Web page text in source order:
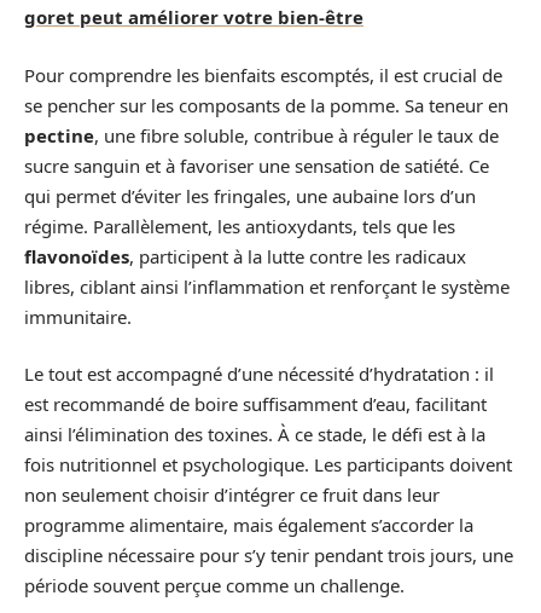
goret peut améliorer votre bien-être
Pour comprendre les bienfaits escomptés, il est crucial de
se pencher sur les composants de la pomme. Sa teneur en
pectine, une fibre soluble, contribue à réguler le taux de
sucre sanguin et à favoriser une sensation de satiété. Ce
qui permet d’éviter les fringales, une aubaine lors d’un
régime. Parallèlement, les antioxydants, tels que les
flavonoïdes, participent à la lutte contre les radicaux
libres, ciblant ainsi l’inflammation et renforçant le système
immunitaire.
Le tout est accompagné d’une nécessité d’hydratation : il
est recommandé de boire suffisamment d’eau, facilitant
ainsi l’élimination des toxines. À ce stade, le défi est à la
fois nutritionnel et psychologique. Les participants doivent
non seulement choisir d’intégrer ce fruit dans leur
programme alimentaire, mais également s’accorder la
discipline nécessaire pour s’y tenir pendant trois jours, une
période souvent perçue comme un challenge.